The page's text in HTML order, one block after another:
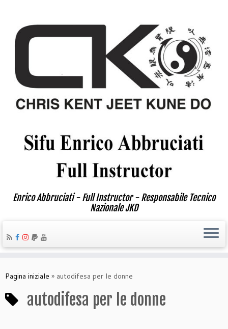
Enrico Abbruciati - Full Instructor - Responsabile Tecnico
Nazionale JKD
Pagina iniziale » autodifesa per le donne
autodifesa per le donne